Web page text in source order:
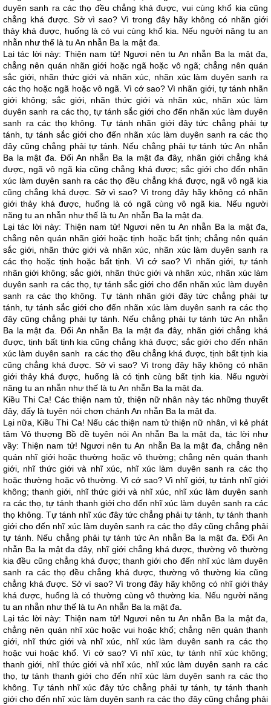
duyên sanh ra các thọ đều chẳng khá được, vui cùng khổ kia cũng
chẳng khá được. Sở vì sao? Vì trong đây hãy không có nhãn giới
thảy khá được, huống là có vui cùng khổ kia. Nếu người năng tu an
nhẫn như thế là tu An nhẫn Ba la mật đa.
Lại tác lời này: Thiện nam tử! Ngươi nên tu An nhẫn Ba la mật đa,
chẳng nên quán nhãn giới hoặc ngã hoặc vô ngã; chẳng nên quán
sắc giới, nhãn thức giới và nhãn xúc, nhãn xúc làm duyên sanh ra
các thọ hoặc ngã hoặc vô ngã. Vì cớ sao? Vì nhãn giới, tự tánh nhãn
giới không; sắc giới, nhãn thức giới và nhãn xúc, nhãn xúc làm
duyên sanh ra các thọ, tự tánh sắc giới cho đến nhãn xúc làm duyên
sanh ra các thọ không. Tự tánh nhãn giới đây tức chẳng phải tự
tánh, tự tánh sắc giới cho đến nhãn xúc làm duyên sanh ra các thọ
đây cũng chẳng phải tự tánh. Nếu chẳng phải tự tánh tức An nhẫn
Ba la mật đa. Đối An nhẫn Ba la mật đa đây, nhãn giới chẳng khá
được, ngã vô ngã kia cũng chẳng khá được; sắc giới cho đến nhãn
xúc làm duyên sanh ra các thọ đều chẳng khá được, ngã vô ngã kia
cũng chẳng khá được. Sở vì sao? Vì trong đây hãy không có nhãn
giới thảy khá được, huống là có ngã cùng vô ngã kia. Nếu người
năng tu an nhẫn như thế là tu An nhẫn Ba la mật đa.
Lại tác lời này: Thiện nam tử! Ngươi nên tu An nhẫn Ba la mật đa,
chẳng nên quán nhãn giới hoặc tịnh hoặc bất tịnh; chẳng nên quán
sắc giới, nhãn thức giới và nhãn xúc, nhãn xúc làm duyên sanh ra
các thọ hoặc tịnh hoặc bất tịnh. Vì cớ sao? Vì nhãn giới, tự tánh
nhãn giới không; sắc giới, nhãn thức giới và nhãn xúc, nhãn xúc làm
duyên sanh ra các thọ, tự tánh sắc giới cho đến nhãn xúc làm duyên
sanh ra các thọ không. Tự tánh nhãn giới đây tức chẳng phải tự
tánh, tự tánh sắc giới cho đến nhãn xúc làm duyên sanh ra các thọ
đây cũng chẳng phải tự tánh. Nếu chẳng phải tự tánh tức An nhẫn
Ba la mật đa. Đối An nhẫn Ba la mật đa đây, nhãn giới chẳng khá
được, tịnh bất tịnh kia cũng chẳng khá được; sắc giới cho đến nhãn
xúc làm duyên sanh ra các thọ đều chẳng khá được, tịnh bất tịnh kia
cũng chẳng khá được. Sở vì sao? Vì trong đây hãy không có nhãn
giới thảy khá được, huống là có tịnh cùng bất tịnh kia. Nếu người
năng tu an nhẫn như thế là tu An nhẫn Ba la mật đa.
Kiều Thi Ca! Các thiện nam tử, thiện nữ nhân này tác những thuyết
đây, đấy là tuyên nói chơn chánh An nhẫn Ba la mật đa.
Lại nữa, Kiều Thi Ca! Nếu các thiện nam tử thiện nữ nhân, vì kẻ phát
tâm Vô thượng Bồ đề tuyên nói An nhẫn Ba la mật đa, tác lời như
vầy: Thiện nam tử! Ngươi nên tu An nhẫn Ba la mật đa, chẳng nên
quán nhĩ giới hoặc thường hoặc vô thường; chẳng nên quán thanh
giới, nhĩ thức giới và nhĩ xúc, nhĩ xúc làm duyên sanh ra các thọ
hoặc thường hoặc vô thường. Vì cớ sao? Vì nhĩ giới, tự tánh nhĩ giới
không; thanh giới, nhĩ thức giới và nhĩ xúc, nhĩ xúc làm duyên sanh
ra các thọ, tự tánh thanh giới cho đến nhĩ xúc làm duyên sanh ra các
thọ không. Tự tánh nhĩ xúc đây tức chẳng phải tự tánh, tự tánh thanh
giới cho đến nhĩ xúc làm duyên sanh ra các thọ đây cũng chẳng phải
tự tánh. Nếu chẳng phải tự tánh tức An nhẫn Ba la mật đa. Đối An
nhẫn Ba la mật đa đây, nhĩ giới chẳng khá được, thường vô thường
kia đều cũng chẳng khá được; thanh giới cho đến nhĩ xúc làm duyên
sanh ra các thọ đều chẳng khá được, thường vô thường kia cũng
chẳng khá được. Sở vì sao? Vì trong đây hãy không có nhĩ giới thảy
khá được, huống là có thường cùng vô thường kia. Nếu người năng
tu an nhẫn như thế là tu An nhẫn Ba la mật đa.
Lại tác lời này: Thiện nam tử! Ngươi nên tu An nhẫn Ba la mật đa,
chẳng nên quán nhĩ xúc hoặc vui hoặc khổ; chẳng nên quán thanh
giới, nhĩ thức giới và nhĩ xúc, nhĩ xúc làm duyên sanh ra các thọ
hoặc vui hoặc khổ. Vì cớ sao? Vì nhĩ xúc, tự tánh nhĩ xúc không;
thanh giới, nhĩ thức giới và nhĩ xúc, nhĩ xúc làm duyên sanh ra các
thọ, tự tánh thanh giới cho đến nhĩ xúc làm duyên sanh ra các thọ
không. Tự tánh nhĩ xúc đây tức chẳng phải tự tánh, tự tánh thanh
giới cho đến nhĩ xúc làm duyên sanh ra các thọ đây cũng chẳng phải